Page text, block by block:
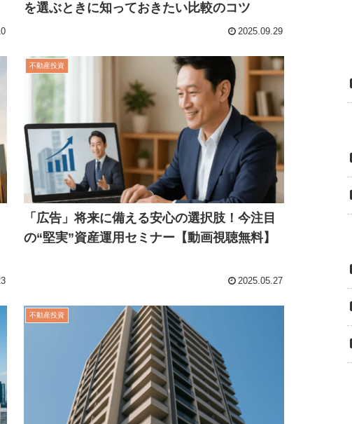
を選ぶときに知っておきたい比較のコツ
2025.09.29
不動産投資
「広告」将来に備える安心の選択肢！今注目
の“堅実”資産運用セミナー【動画視聴無料】
2025.05.27
不動産投資